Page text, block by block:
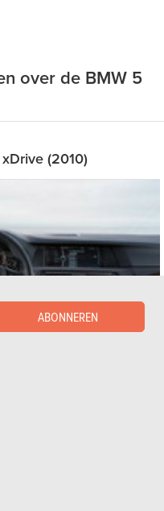
ABONNEREN
over de BMW 5
(2010)